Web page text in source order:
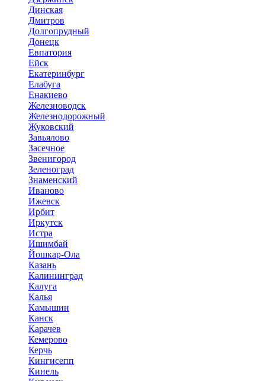
Динская
Дмитров
Долгопрудный
Донецк
Евпатория
Ейск
Екатеринбург
Елабуга
Енакиево
Железноводск
Железнодорожный
Жуковский
Завьялово
Засечное
Звенигород
Зеленоград
Знаменский
Иваново
Ижевск
Ирбит
Иркутск
Истра
Ишимбай
Йошкар-Ола
Казань
Калининград
Калуга
Калья
Камышин
Канск
Карачев
Кемерово
Керчь
Кингисепп
Кинель